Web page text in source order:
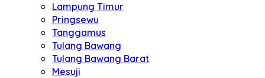
Lampung Timur
Pringsewu
Tanggamus
Tulang Bawang
Tulang Bawang Barat
Mesuji